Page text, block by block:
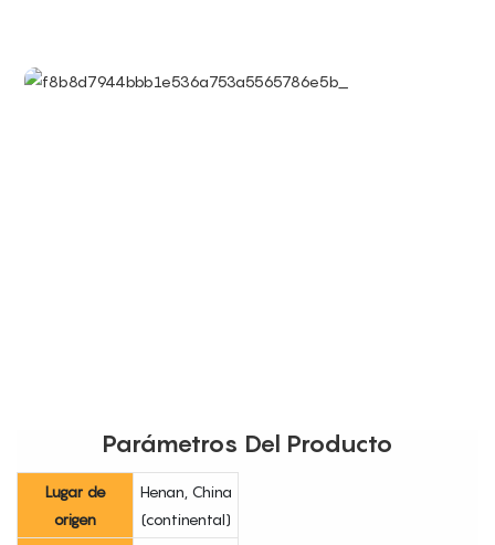
Parámetros Del Producto
Lugar de
origen
Henan, China
(continental)